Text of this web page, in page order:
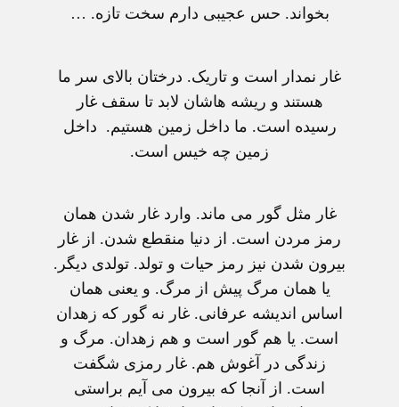
بخواند. حس عجيبی دارم سخت تازه. …
غار نمدار است و تاريک. درختان بالای سر ما
هستند و ريشه هاشان لابد تا سقف غار
رسيده است. ما داخل زمين هستيم. داخل
زمين چه خيس است.
غار مثل گور می ماند. وارد غار شدن همان
رمز مردن است. از دنيا منقطع شدن. از غار
بيرون شدن نيز رمز حيات و تولد. تولدی ديگر.
يا همان مرگ پيش از مرگ. و يعنی همان
اساس انديشه عرفانی. غار نه گور که زهدان
است. يا هم گور است و هم زهدان. مرگ و
زندگی در آغوش هم. غار رمزی شگفت
است. از آنجا که بيرون می آيم براستی